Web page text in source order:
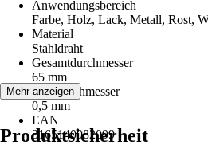
Anwendungsbereich
Farbe, Holz, Lack, Metall, Rost,
Material
Stahldraht
Gesamtdurchmesser
65 mm
Zopfdurchmesser
0,5 mm
EAN
3165140082099
Mehr anzeigen
Produktsicherheit